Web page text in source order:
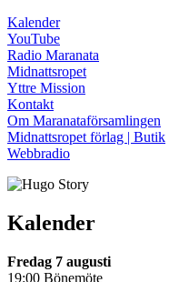
Kalender
YouTube
Radio Maranata
Midnattsropet
Yttre Mission
Kontakt
Om Maranataförsamlingen
Midnattsropet förlag | Butik
Webbradio
Kalender
Fredag 7 augusti
19:00 Bönemöte